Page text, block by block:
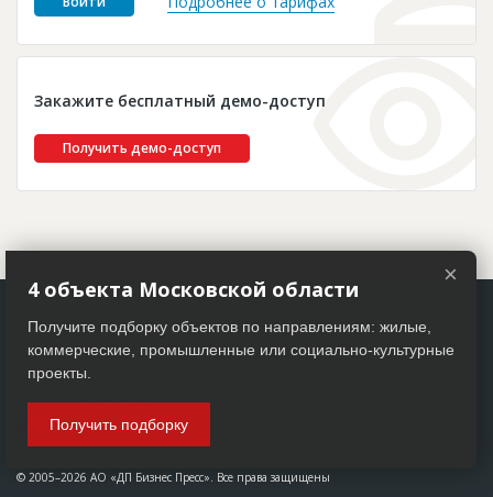
Закажите бесплатный демо-доступ
Получить демо-доступ
© 2005–2026 АО «ДП Бизнес Пресс». Все права защищены
×
4 объекта Московской области
Получите подборку объектов по направлениям: жилые,
коммерческие, промышленные или социально-культурные
проекты.
Получить подборку